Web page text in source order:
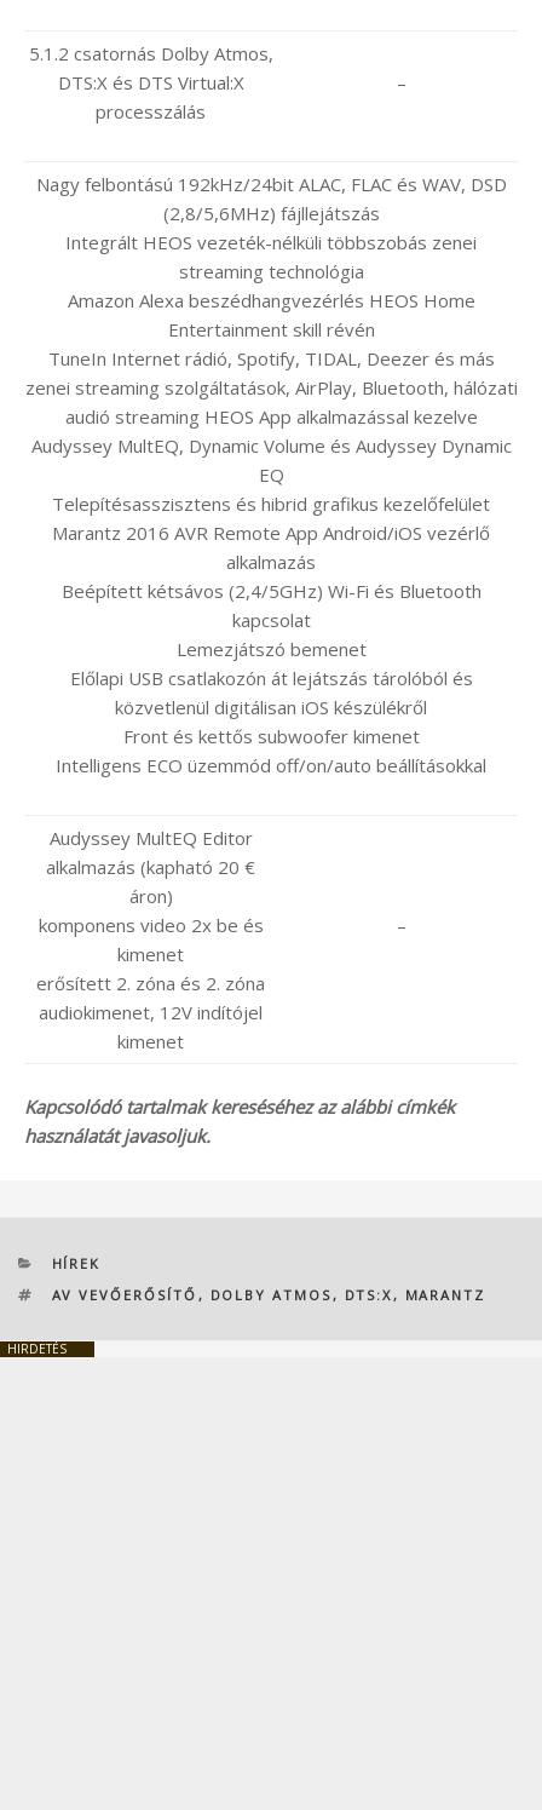
5.1.2 csatornás Dolby Atmos,
DTS:X és DTS Virtual:X
processzálás
–
Nagy felbontású 192kHz/24bit ALAC, FLAC és WAV, DSD
(2,8/5,6MHz) fájllejátszás
Integrált HEOS vezeték-nélküli többszobás zenei
streaming technológia
Amazon Alexa beszédhangvezérlés HEOS Home
Entertainment skill révén
TuneIn Internet rádió, Spotify, TIDAL, Deezer és más
zenei streaming szolgáltatások, AirPlay, Bluetooth, hálózati
audió streaming HEOS App alkalmazással kezelve
Audyssey MultEQ, Dynamic Volume és Audyssey Dynamic
EQ
Telepítésasszisztens és hibrid grafikus kezelőfelület
Marantz 2016 AVR Remote App Android/iOS vezérlő
alkalmazás
Beépített kétsávos (2,4/5GHz) Wi-Fi és Bluetooth
kapcsolat
Lemezjátszó bemenet
Előlapi USB csatlakozón át lejátszás tárolóból és
közvetlenül digitálisan iOS készülékről
Front és kettős subwoofer kimenet
Intelligens ECO üzemmód off/on/auto beállításokkal
Audyssey MultEQ Editor
alkalmazás (kapható 20 €
áron)
komponens video 2x be és
kimenet
erősített 2. zóna és 2. zóna
audiokimenet, 12V indítójel
kimenet
–
Kapcsolódó tartalmak kereséséhez az alábbi címkék
használatát javasoljuk.
KATEGÓRIÁK
HÍREK
CÍMKÉK
AV VEVŐERŐSÍTŐ , DOLBY ATMOS, DTS:X, MARANTZ
HIRDETÉS